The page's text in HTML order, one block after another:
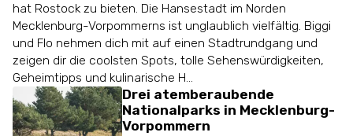
hat Rostock zu bieten. Die Hansestadt im Norden
Mecklenburg-Vorpommerns ist unglaublich vielfältig. Biggi
und Flo nehmen dich mit auf einen Stadtrundgang und
zeigen dir die coolsten Spots, tolle Sehenswürdigkeiten,
Geheimtipps und kulinarische H...
Drei atemberaubende
Nationalparks in Mecklenburg-
Vorpommern